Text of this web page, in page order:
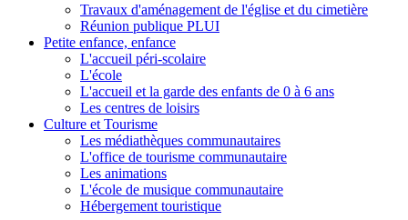
Travaux d'aménagement de l'église et du cimetière
Réunion publique PLUI
Petite enfance, enfance
L'accueil péri-scolaire
L'école
L'accueil et la garde des enfants de 0 à 6 ans
Les centres de loisirs
Culture et Tourisme
Les médiathèques communautaires
L'office de tourisme communautaire
Les animations
L'école de musique communautaire
Hébergement touristique